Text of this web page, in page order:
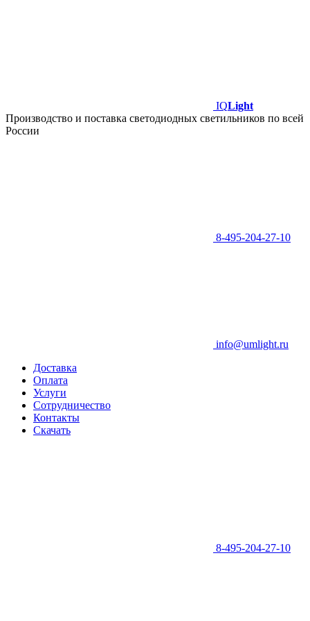
IQLight
Производство и поставка светодиодных светильников по всей
России
8-495-204-27-10
info@umlight.ru
Доставка
Оплата
Услуги
Сотрудничество
Контакты
Скачать
8-495-204-27-10